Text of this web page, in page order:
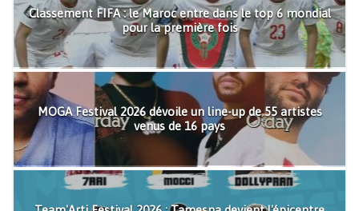
Classement FIFA : le Maroc entre dans le top 6 mondial
pour la première fois
MOGA Festival 2026 dévoile un line-up de 55 artistes
venus de 16 pays